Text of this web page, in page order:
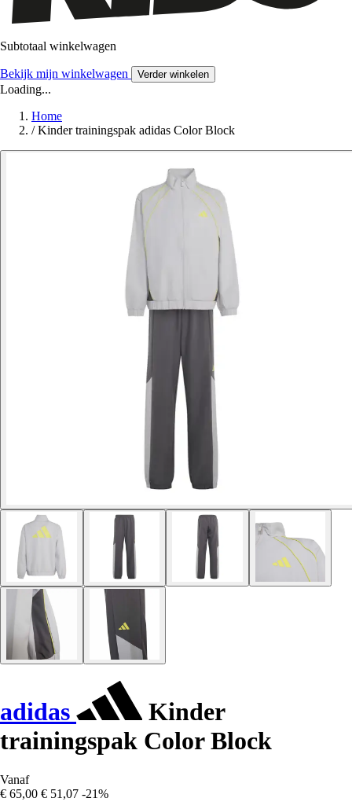
Subtotaal winkelwagen
Bekijk mijn winkelwagen Verder winkelen
Loading...
Home
/ Kinder trainingspak adidas Color Block
adidas
Kinder
trainingspak Color Block
Vanaf
€ 65,00 € 51,07 -21%